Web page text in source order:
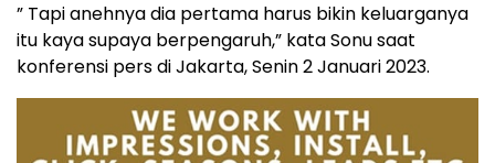
” Tapi anehnya dia pertama harus bikin keluarganya
itu kaya supaya berpengaruh,” kata Sonu saat
konferensi pers di Jakarta, Senin 2 Januari 2023.